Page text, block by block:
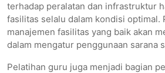
terhadap peralatan dan infrastruktur
fasilitas selalu dalam kondisi optimal.
manajemen fasilitas yang baik akan
dalam mengatur penggunaan sarana
Pelatihan guru juga menjadi bagian